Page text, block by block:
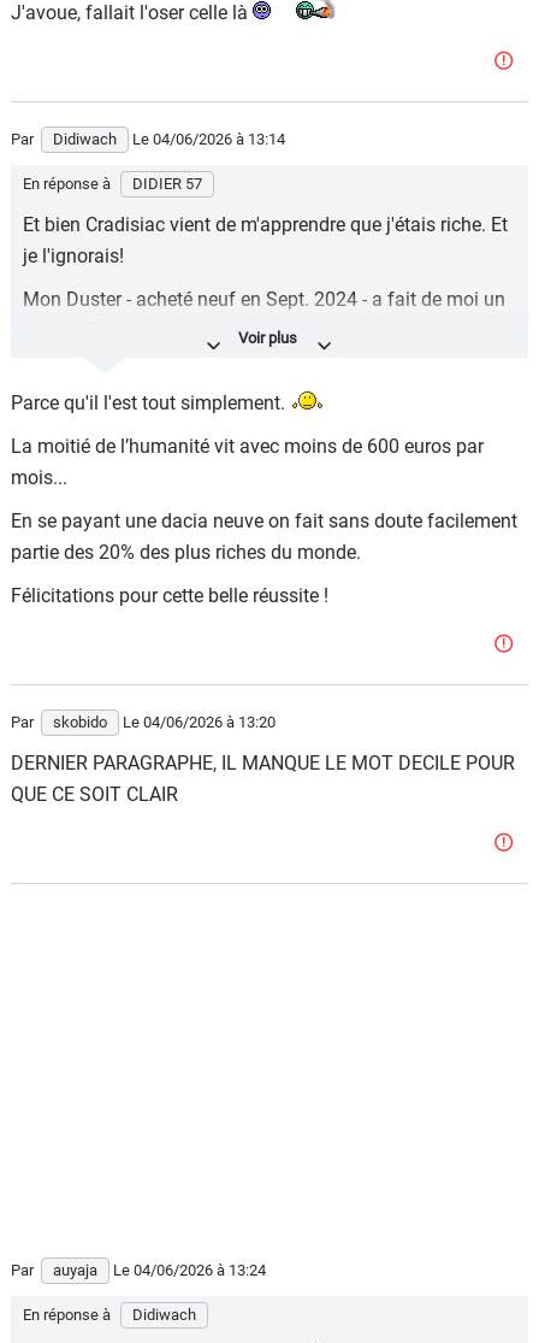
J'avoue, fallait l'oser celle là
Par Didiwach Le 04/06/2026 à 13:14
En réponse à DIDIER 57
Et bien Cradisiac vient de m'apprendre que j'étais riche. Et
je l'ignorais!
Mon Duster - acheté neuf en Sept. 2024 - a fait de moi un
nabab. Ça serait pas un peu de la propagande
(que j'estime être) pour un nanti?
Parce qu'il l'est tout simplement.
La moitié de l’humanité vit avec moins de 600 euros par
mois...
En se payant une dacia neuve on fait sans doute facilement
partie des 20% des plus riches du monde.
Félicitations pour cette belle réussite !
Par skobido Le 04/06/2026 à 13:20
DERNIER PARAGRAPHE, IL MANQUE LE MOT DECILE POUR
QUE CE SOIT CLAIR
Par auyaja Le 04/06/2026 à 13:24
En réponse à Didiwach